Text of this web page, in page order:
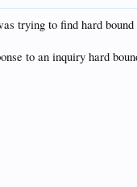
trying to find hard bound
to an inquiry hard